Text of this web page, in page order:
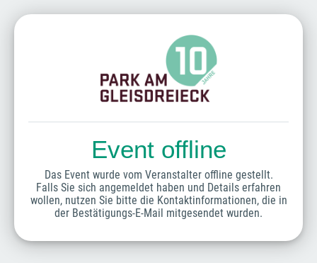
Event offline
Das Event wurde vom Veranstalter offline gestellt.
Falls Sie sich angemeldet haben und Details erfahren
wollen, nutzen Sie bitte die Kontaktinformationen, die in
der Bestätigungs-E-Mail mitgesendet wurden.